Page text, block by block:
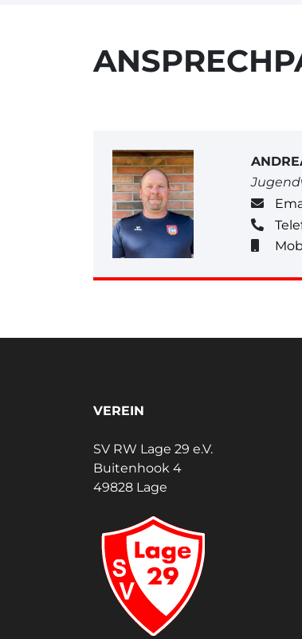
VEREIN
SV RW Lage 29 e.V.
Buitenhook 4
49828 Lage